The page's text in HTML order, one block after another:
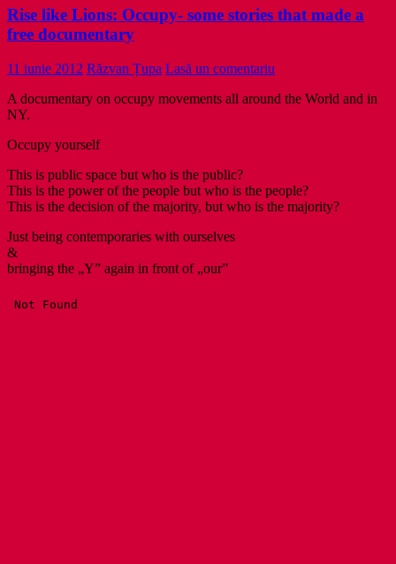
Rise like Lions: Occupy- some stories that made a
free documentary
11 iunie 2012 Răzvan Țupa Lasă un comentariu
A documentary on occupy movements all around the World and in
NY.
Occupy yourself
This is public space but who is the public?
This is the power of the people but who is the people?
This is the decision of the majority, but who is the majority?
Just being contemporaries with ourselves
&
bringing the „Y” again in front of „our”